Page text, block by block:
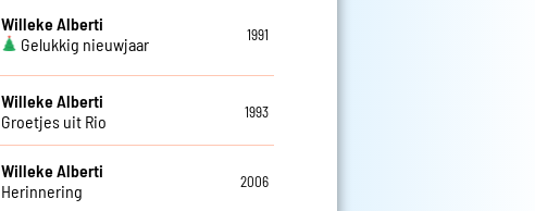
Willeke Alberti
Gelukkig nieuwjaar
1991
Willeke Alberti
Groetjes uit Rio
1993
Willeke Alberti
Herinnering
2006